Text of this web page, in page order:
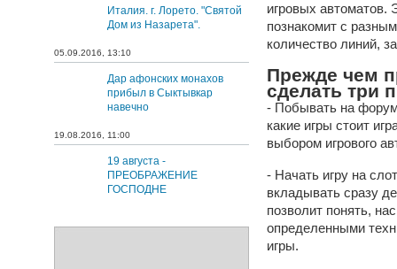
Италия. г. Лорето. "Святой
Дом из Назарета".
05.09.2016, 13:10
Дар афонских монахов
прибыл в Сыктывкар
навечно
19.08.2016, 11:00
19 августа -
ПРЕОБРАЖЕНИЕ
ГОСПОДНЕ
игровых автоматов.
познакомит с
количество линий,
Прежде чем
сделать три
- Побывать на
какие игры стоит
выбором игрового
- Начать игру на
вкладывать сразу
позволит понять,
определенными
игры.